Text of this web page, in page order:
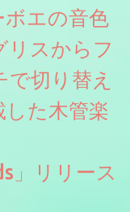
エの音色
リスからフ
切り替え
した木管楽
」リリース